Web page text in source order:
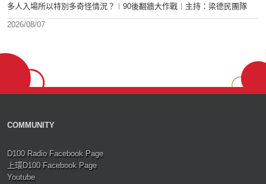
多人入場所以特別多奇怪情況？︱90後翻牆大作戰︱主持：梁德民團隊
2026/08/07
COMMUNITY
D100 Radio Facebook Page
上環D100 Facebook Page
Youtube